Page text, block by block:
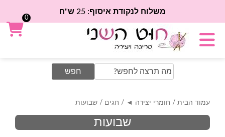
משלוח לנקודת איסוף: 25 ש"ח
Search
for:
עמוד הבית / חומרי יצירה ◄ / חגים / שבועות
שבועות
0